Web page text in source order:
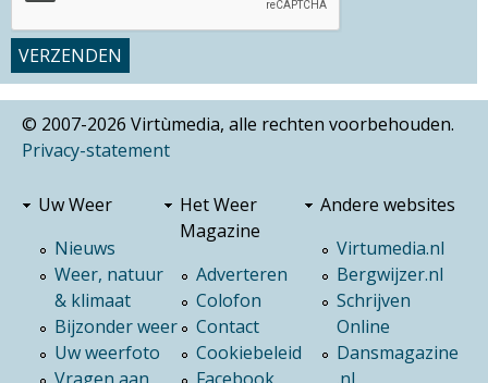
© 2007-2026 Virtùmedia, alle rechten voorbehouden.
Privacy-statement
Uw Weer
Nieuws
Weer, natuur
& klimaat
Bijzonder weer
Uw weerfoto
Het Weer
Magazine
Adverteren
Colofon
Contact
Cookiebeleid
Andere websites
Virtumedia.nl
Bergwijzer.nl
Schrijven
Online
Dansmagazine